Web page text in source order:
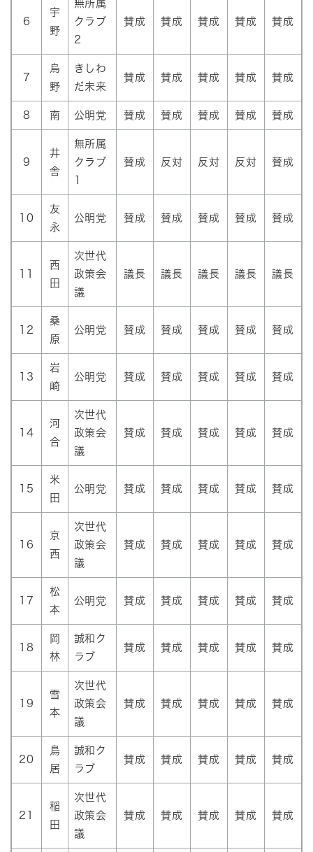
6
宇
野
無所属
クラブ
2
賛成 賛成 賛成 賛成 賛成
7
烏
野
きしわ
だ未来
賛成 賛成 賛成 賛成 賛成
8 南 公明党 賛成 賛成 賛成 賛成 賛成
9
井
舎
無所属
クラブ
賛成 反対 反対 反対 賛成
10
友
永
公明党 賛成 賛成 賛成 賛成 賛成
西
田
次世代
政策会
議
議長 議長 議長 議長 議長
12
桑
原
公明党 賛成 賛成 賛成 賛成 賛成
13
岩
崎
公明党 賛成 賛成 賛成 賛成 賛成
14
河
合
次世代
政策会
議
賛成 賛成 賛成 賛成 賛成
15
米
田
公明党 賛成 賛成 賛成 賛成 賛成
16
京
西
次世代
政策会
議
賛成 賛成 賛成 賛成 賛成
17
松
本
公明党 賛成 賛成 賛成 賛成 賛成
18
岡
林
誠和ク
ラブ
賛成 賛成 賛成 賛成 賛成
19
雪
本
次世代
政策会
議
賛成 賛成 賛成 賛成 賛成
20
鳥
居
誠和ク
ラブ
賛成 賛成 賛成 賛成 賛成
21
稲
田
次世代
政策会
議
賛成 賛成 賛成 賛成 賛成